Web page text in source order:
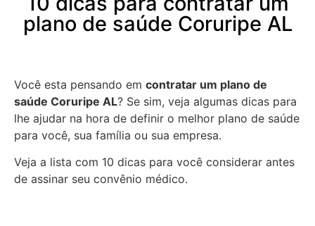
plano de saúde Coruripe AL
Você esta pensando em contratar um plano de
saúde Coruripe AL? Se sim, veja algumas dicas para
lhe ajudar na hora de definir o melhor plano de saúde
para você, sua família ou sua empresa.
Veja a lista com 10 dicas para você considerar antes
de assinar seu convênio médico.